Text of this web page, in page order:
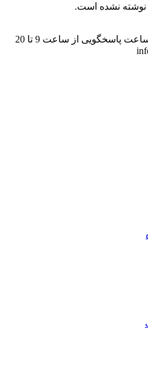
نوشته نشده است.
پاسخگویی از ساعت 9 تا 20